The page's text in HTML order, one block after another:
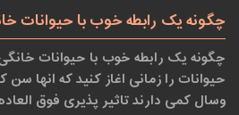
چگونه یک رابطه خوب با حیوانات
چگونه یک رابطه خوب با حیوانات
حیوانات را زمانی اغاز کنید که انها
وسال کمی دارند تاثیر پذیری فوق